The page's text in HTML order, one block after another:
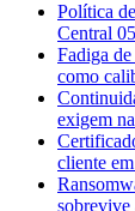
Política
Central
Fadiga
como
exigem
cliente
sobrevive